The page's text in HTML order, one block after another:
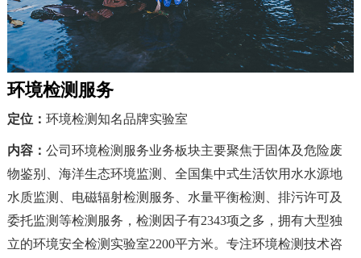
环境检测服务
定位： 环境检测知名品牌实验室
内容： 公司环境检测服务业务板块主要聚焦于固体及危险废
物鉴别、海洋生态环境监测、全国集中式生活饮用水水源地
水质监测、电磁辐射检测服务、水量平衡检测、排污许可及
委托监测等检测服务，检测因子有2343项之多，拥有大型独
立的环境安全检测实验室2200平方米。 专注环境检测技术咨